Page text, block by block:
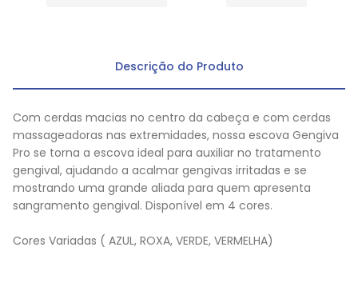
Descrição do Produto
Com cerdas macias no centro da cabeça e com cerdas
massageadoras nas extremidades, nossa escova Gengiva
Pro se torna a escova ideal para auxiliar no tratamento
gengival, ajudando a acalmar gengivas irritadas e se
mostrando uma grande aliada para quem apresenta
sangramento gengival. Disponível em 4 cores.
Cores Variadas ( AZUL, ROXA, VERDE, VERMELHA)